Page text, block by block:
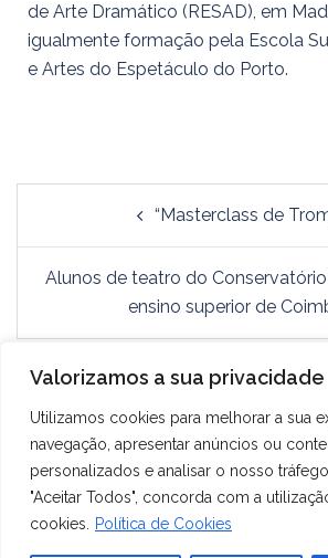
Valorizamos a sua privacidade
Utilizamos cookies para melhorar a sua
navegação, apresentar anúncios ou
personalizados e analisar o nosso
"Aceitar Todos", concorda com a
cookies.
Política de Cookies
de Arte Dramático (RESAD), em
igualmente formação pela Escola
e Artes do Espetáculo do Porto.
“Masterclass de
Alunos de teatro do
ensino superior de
Conservatório – Escola das Artes da